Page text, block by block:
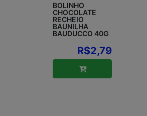
BOLINHO
CHOCOLATE
RECHEIO
BAUNILHA
BAUDUCCO 40G
R$2,79